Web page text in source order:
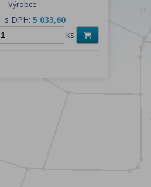
Výrobce
s DPH: 5 033,60
ks